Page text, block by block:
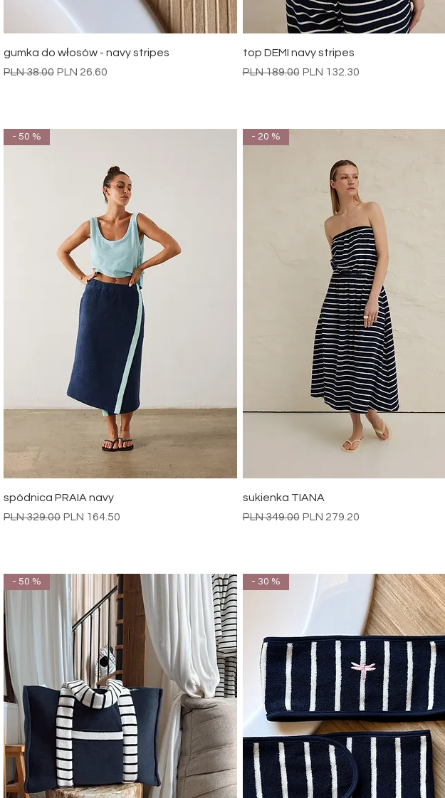
Quick View
gumka do włosów - navy stripes
Regular Price
PLN 38.00 Sale Price
PLN 26.60
Quick View
top DEMI navy stripes
Regular Price
PLN 189.00 Sale Price
PLN 132.30
Quick View
- 50 %
spódnica PRAIA navy
Regular Price
PLN 329.00 Sale Price
PLN 164.50
- 20 %
sukienka TIANA
Regular Price
PLN 349.00 Sale Price
PLN 279.20
- 50 % - 30 %